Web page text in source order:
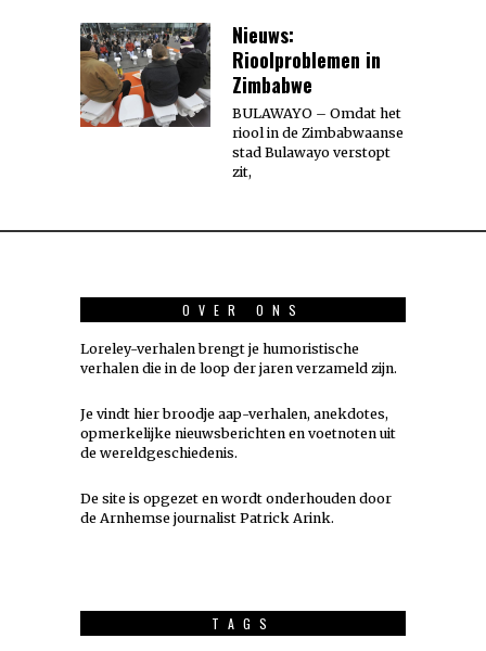
Nieuws:
Rioolproblemen in
Zimbabwe
BULAWAYO – Omdat het
riool in de Zimbabwaanse
stad Bulawayo verstopt
zit,
OVER ONS
Loreley-verhalen brengt je humoristische
verhalen die in de loop der jaren verzameld zijn.
Je vindt hier broodje aap-verhalen, anekdotes,
opmerkelijke nieuwsberichten en voetnoten uit
de wereldgeschiedenis.
De site is opgezet en wordt onderhouden door
de Arnhemse journalist Patrick Arink.
TAGS